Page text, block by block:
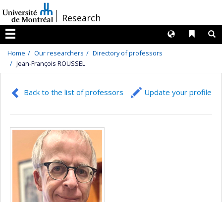
au
contenu
/Research
Menu
Liens
Langues
Home Our researchers
Directory of professors
Jean-François ROUSSEL
Back to the list of professors Update your profile